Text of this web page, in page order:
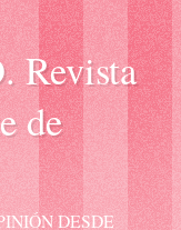
Revista
de
DESDE